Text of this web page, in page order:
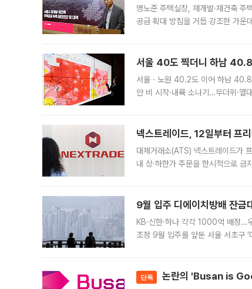
명노준 주택실장, 재개발·재건축 주
공급 확대 방침을 거듭 강조한 가운
서울 40도 찍더니 하남
서울ㆍ노원 40.2도 이어 하남
안 비 시작·내륙 소나기…무더위·
넥스트레이드, 12일부터 프
대체거래소(ATS) 넥스트레이드가
내 상·하한가 주문을 한시적으로
9월 입주 디에이치방배 잔
KB·신한·하나 각각 1000억 배정…
조정 9월 입주를 앞둔 서울 서초구
단독 논란의 'Busan is